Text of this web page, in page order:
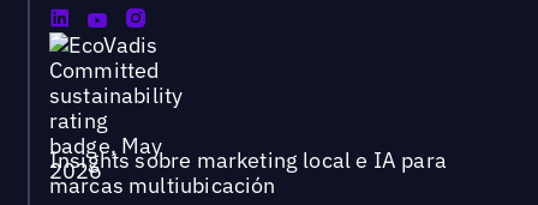
Insights sobre marketing local e IA para
marcas multiubicación